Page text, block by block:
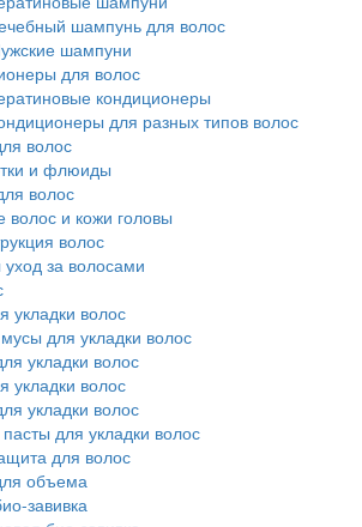
шампунь для волос
шампуни
для волос
кондиционеры
для разных типов волос
волос
и флюиды
волос
волос и кожи головы
волос
за волосами
укладки волос
для укладки волос
укладки волос
укладки волос
укладки волос
для укладки волос
для волос
объема
завивка